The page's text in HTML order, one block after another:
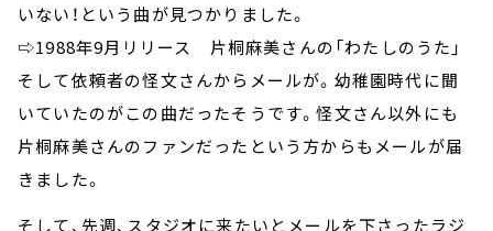
いない！という曲が見つかりました。
⇨1988年9月リリース 片桐麻美さんの「わたしのうた」
そして依頼者の怪文さんからメールが。幼稚園時代に聞
いていたのがこの曲だったそうです。怪文さん以外にも
片桐麻美さんのファンだったという方からもメールが届
きました。
そして、先週、スタジオに来たいとメールを下さったラジ